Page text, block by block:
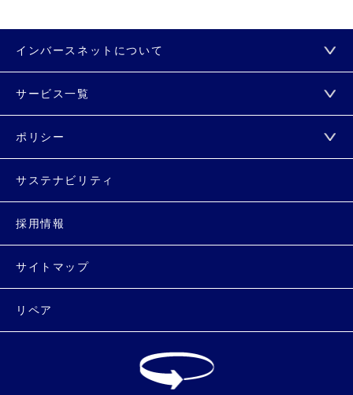
インバースネットについて
サービス一覧
ポリシー
サステナビリティ
採用情報
サイトマップ
リペア